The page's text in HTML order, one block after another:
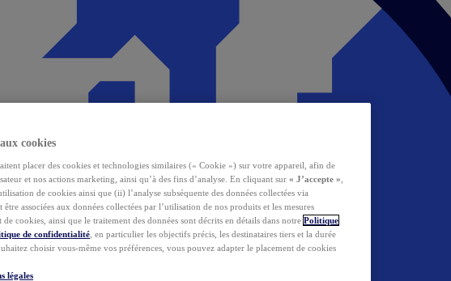
cookies
placer des cookies et technologies similaires (« Cookie ») sur votre appareil, afin de
et nos actions marketing, ainsi qu’à des fins d’analyse. En cliquant sur « J’accepte »
de cookies ainsi que (ii) l’analyse subséquente des données collectées via
associées aux données collectées par l’utilisation de nos produits et les mesures
de cookies, ainsi que le traitement des données sont décrits en détails dans notre Politique
de confidentialité , en particulier les objectifs précis, les destinataires tiers et la durée
choisir vous-même vos préférences, vous pouvez adapter le placement de cookies
légales